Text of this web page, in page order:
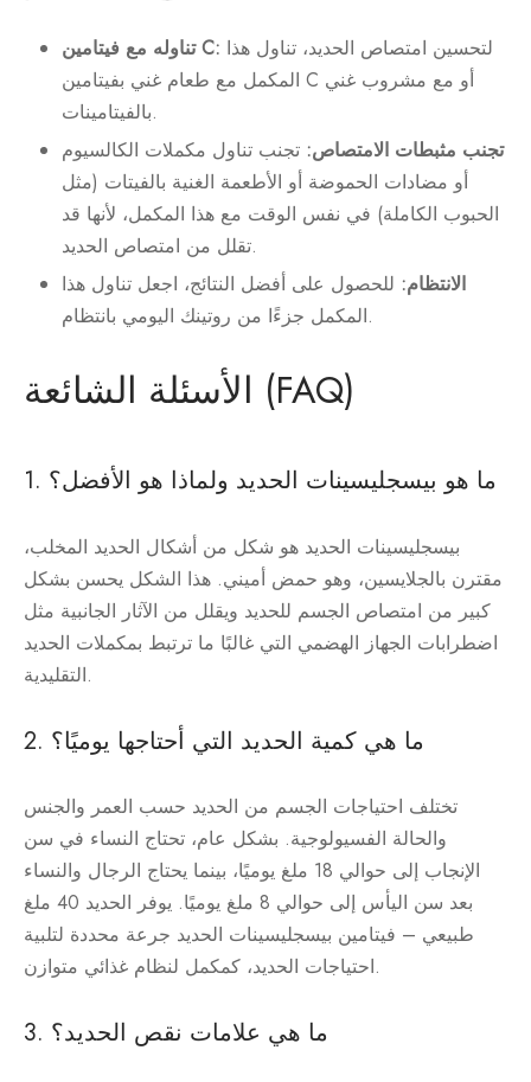
تناوله مع فيتامين C:
المكمل مع طعام غني بفيتامين C أو مع مشروب غني
بالفيتامينات.
تجنب مثبطات الامتصاص: تجنب تناول مكملات الكالسيوم
أو مضادات الحموضة أو الأطعمة الغنية بالفيتات (مثل
الحبوب الكاملة) في نفس الوقت مع هذا المكمل، لأنها قد
تقلل من امتصاص الحديد.
الانتظام: للحصول على أفضل النتائج، اجعل تناول هذا
المكمل جزءًا من روتينك اليومي بانتظام.
الأسئلة الشائعة (FAQ)
1. ما هو بيسجليسينات الحديد ولماذا هو الأفضل؟
بيسجليسينات الحديد هو شكل من أشكال الحديد المخلب،
مقترن بالجلايسين، وهو حمض أميني. هذا الشكل يحسن بشكل
كبير من امتصاص الجسم للحديد ويقلل من الآثار الجانبية مثل
اضطرابات الجهاز الهضمي التي غالبًا ما ترتبط بمكملات الحديد
التقليدية.
2. ما هي كمية الحديد التي أحتاجها يوميًا؟
تختلف احتياجات الجسم من الحديد حسب العمر والجنس
والحالة الفسيولوجية. بشكل عام، تحتاج النساء في سن
الإنجاب إلى حوالي 18 ملغ يوميًا، بينما يحتاج الرجال والنساء
بعد سن اليأس إلى حوالي 8 ملغ يوميًا. يوفر الحديد 40 ملغ
طبيعي – فيتامين بيسجليسينات الحديد جرعة محددة لتلبية
احتياجات الحديد، كمكمل لنظام غذائي متوازن.
3. ما هي علامات نقص الحديد؟